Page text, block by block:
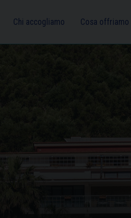
Chi accogliamo Cosa offriamo